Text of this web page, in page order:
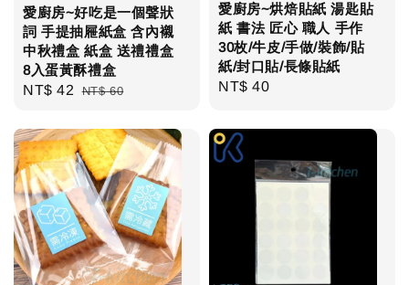
愛廚房~好吃是一個聲狀
詞 手提抽屜紙盒 含內襯
中秋禮盒 紙盒 送禮禮盒
8入蛋黃酥禮盒
Sale
NT$ 42 Regular
NT$ 60
愛廚房~烘焙貼紙 湯匙貼
紙 書法 匠心 職人 手作
30枚/牛皮/手做/裝飾/貼
紙/封口貼/長條貼紙
Regular
NT$ 40